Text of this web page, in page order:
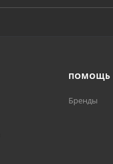
ПОМОЩЬ
Бренды